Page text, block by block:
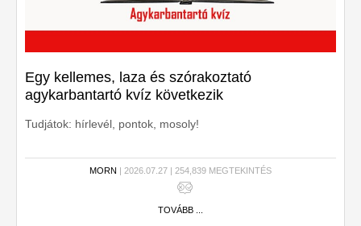
Egy kellemes, laza és szórakoztató
agykarbantartó kvíz következik
Tudjátok: hírlevél, pontok, mosoly!
MORN | 2026.07.27 | 254,839 MEGTEKINTÉS
TOVÁBB ...